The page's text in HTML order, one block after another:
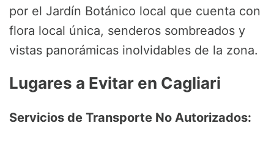
por el Jardín Botánico local que cuenta con
flora local única, senderos sombreados y
vistas panorámicas inolvidables de la zona.
Lugares a Evitar en Cagliari
Servicios de Transporte No Autorizados: